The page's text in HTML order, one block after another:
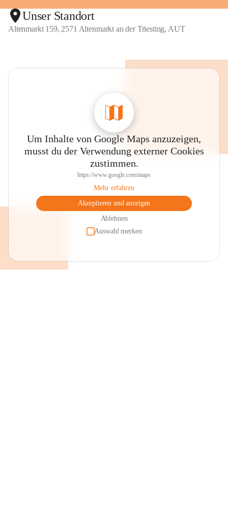
Unser Standort
Altenmarkt 159, 2571 Altenmarkt an der Triesting, AUT
Um Inhalte von Google Maps anzuzeigen,
musst du der Verwendung externer Cookies
zustimmen.
https://www.google.com/maps
Mehr erfahren
Akzeptieren und anzeigen
Ablehnen
Auswahl merken